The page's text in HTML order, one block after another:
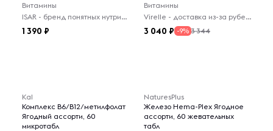
Витамины
ISAR - бренд понятных нутрицевтиков на каждый день.
1 390
Витамины
Virelle - доставка из-за рубежа
3 040 -9% 3 344
Kal
Комплекс B6/B12/метилфолат
Ягодный ассорти, 60
микротабл
NaturesPlus
Железо Hema-Plex Ягодное
ассорти, 60 жевательных
табл